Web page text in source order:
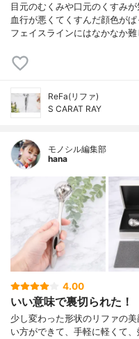
目元のむくみや口元のくすみ
血行が悪くてくすんだ顔色が
フェイスラインにはなかなか
ReFa(リファ)
S CARAT RAY
モノシル編集部
hana
4.00
いい意味で裏切られた！
少し変わった形状のリファの
い方ができて、手軽に軽くて